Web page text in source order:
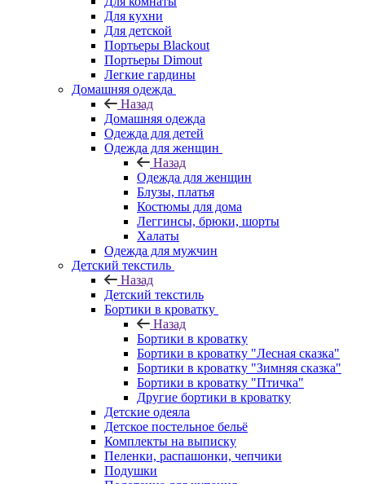
Для кухни
Для детской
Портьеры Blackout
Портьеры Dimout
Легкие гардины
Домашняя одежда
Назад
Домашняя одежда
Одежда для детей
Одежда для женщин
Назад
Одежда для женщин
Блузы, платья
Костюмы для дома
Леггинсы, брюки, шорты
Халаты
Одежда для мужчин
Детский текстиль
Назад
Детский текстиль
Бортики в кроватку
Назад
Бортики в кроватку
Бортики в кроватку "Лесная сказка"
Бортики в кроватку "Зимняя сказка"
Бортики в кроватку "Птичка"
Другие бортики в кроватку
Детские одеяла
Детское постельное бельё
Комплекты на выписку
Пеленки, распашонки, чепчики
Подушки